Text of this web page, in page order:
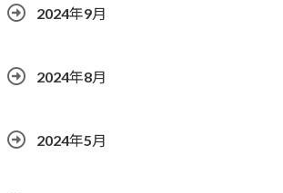
2024年9月
2024年8月
2024年5月